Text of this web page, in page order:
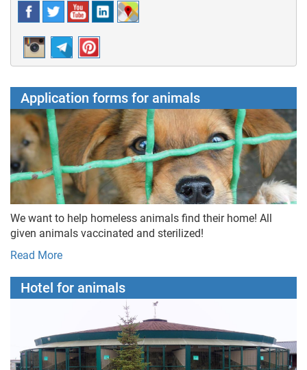
Application forms for animals
We want to help homeless animals find their home! All
given animals vaccinated and sterilized!
Read More
Hotel for animals